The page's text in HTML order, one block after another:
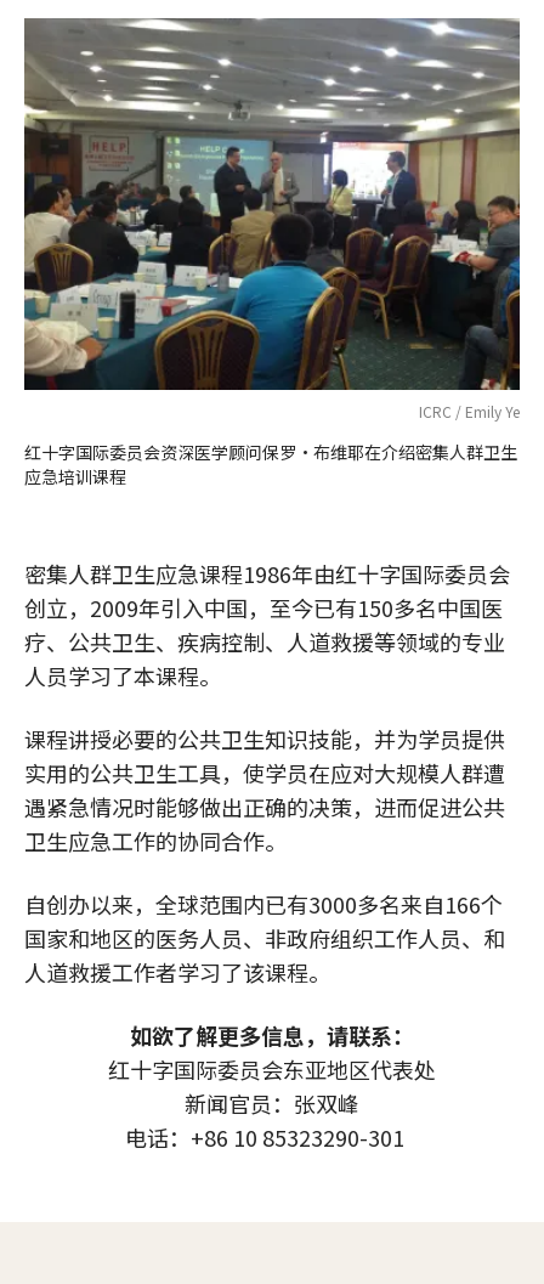
ICRC / Emily Ye
红十字国际委员会资深医学顾问保罗•布维耶在介绍密集人群卫生
应急培训课程
密集人群卫生应急课程1986年由红十字国际委员会
创立，2009年引入中国，至今已有150多名中国医
疗、公共卫生、疾病控制、人道救援等领域的专业
人员学习了本课程。
课程讲授必要的公共卫生知识技能，并为学员提供
实用的公共卫生工具，使学员在应对大规模人群遭
遇紧急情况时能够做出正确的决策，进而促进公共
卫生应急工作的协同合作。
自创办以来，全球范围内已有3000多名来自166个
国家和地区的医务人员、非政府组织工作人员、和
人道救援工作者学习了该课程。
如欲了解更多信息，请联系：
红十字国际委员会东亚地区代表处
新闻官员：张双峰
电话：+86 10 85323290-301